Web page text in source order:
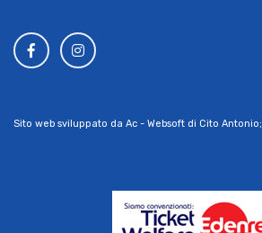
Sito web sviluppato da Ac - Websoft di Cito Antonio;